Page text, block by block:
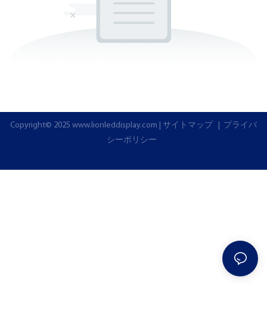
Copyright© 2025 www.lionleddisplay.com サイトマップ
プライバ
シーポリシー